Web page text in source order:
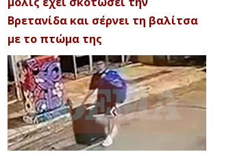
Βρετανίδα και σέρνει τη βαλίτσα
με το πτώμα της